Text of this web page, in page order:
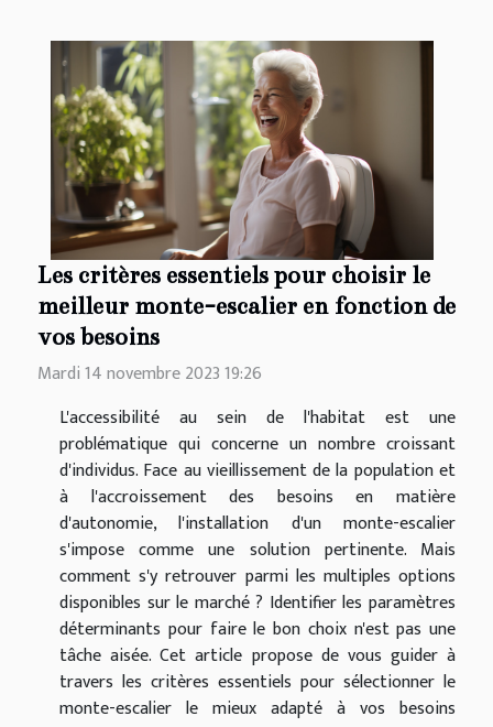
Les critères essentiels pour choisir le
meilleur monte-escalier en fonction de
vos besoins
Mardi 14 novembre 2023 19:26
L'accessibilité au sein de l'habitat est une
problématique qui concerne un nombre croissant
d'individus. Face au vieillissement de la population et
à l'accroissement des besoins en matière
d'autonomie, l'installation d'un monte-escalier
s'impose comme une solution pertinente. Mais
comment s'y retrouver parmi les multiples options
disponibles sur le marché ? Identifier les paramètres
déterminants pour faire le bon choix n'est pas une
tâche aisée. Cet article propose de vous guider à
travers les critères essentiels pour sélectionner le
monte-escalier le mieux adapté à vos besoins